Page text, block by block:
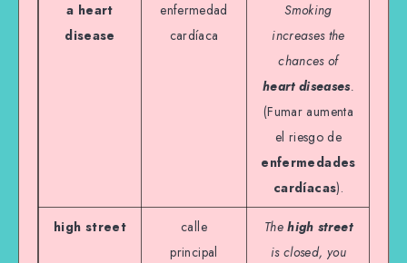
a heart
disease
enfermedad
cardíaca
Smoking
increases the
chances of
heart diseases.
(Fumar aumenta
el riesgo de
enfermedades
cardíacas).
high street
calle
principal
Thehigh street
is closed, you